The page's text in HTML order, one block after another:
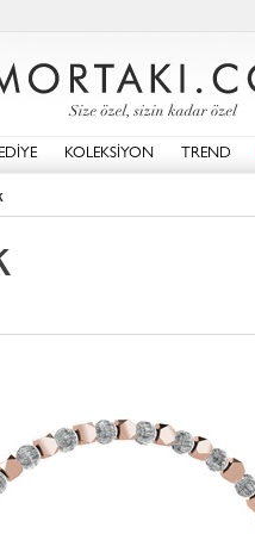
KOLEKSİYON TREND